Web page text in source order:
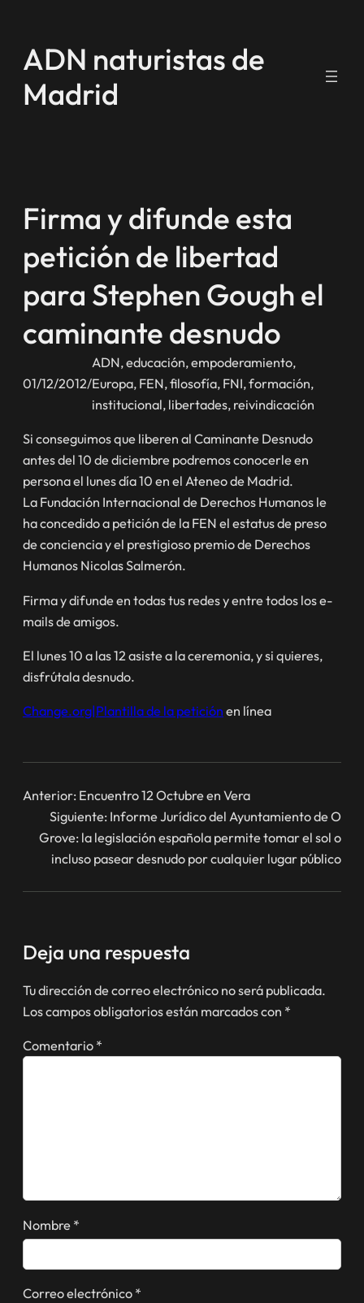
contenido
ADN naturistas de
Madrid
Firma y difunde esta
petición de libertad
para Stephen Gough el
caminante desnudo
01/12/2012/
ADN, educación, empoderamiento
Europa, FEN, filosofía, FNI, formación
institucional, libertades, reivindicación
Si conseguimos que liberen al Caminante Desnudo
antes del 10 de diciembre podremos conocerle en
persona el lunes día 10 en el Ateneo de Madrid.
La Fundación Internacional de Derechos Humanos le
ha concedido a petición de la FEN el estatus de preso
de conciencia y el prestigioso premio de Derechos
Humanos Nicolas Salmerón.
Firma y difunde en todas tus redes y entre todos los e-
mails de amigos.
El lunes 10 a las 12 asiste a la ceremonia, y si quieres,
disfrútala desnudo.
Change.org|Plantilla de la petición en línea
Anterior: Encuentro 12 Octubre en Vera
Siguiente: Informe Jurídico del Ayuntamiento de O
Grove: la legislación española permite tomar el sol o
incluso pasear desnudo por cualquier lugar público
Deja una respuesta
Tu dirección de correo electrónico no será publicada.
Los campos obligatorios están marcados con *
Comentario *
Nombre *
Correo electrónico *